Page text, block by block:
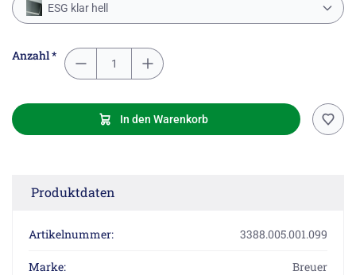
ESG klar hell
Anzahl *
In den Warenkorb
Produktdaten
Artikelnummer: 3388.005.001.099
Marke: Breuer